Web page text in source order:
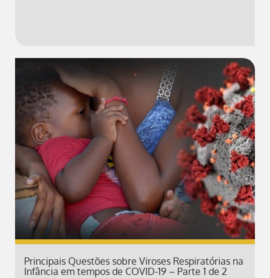
Principais Questões sobre Viroses Respiratórias na
Infância em tempos de COVID-19 – Parte 1 de 2